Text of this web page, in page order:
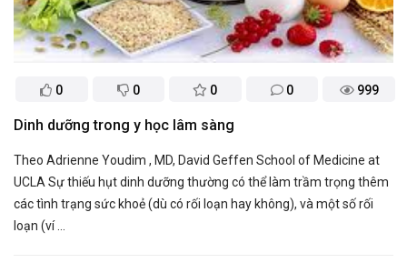
0 0 0 0 999
Dinh dưỡng trong y học lâm sàng
Theo Adrienne Youdim , MD, David Geffen School of Medicine at
UCLA Sự thiếu hụt dinh dưỡng thường có thể làm trầm trọng thêm
các tình trạng sức khoẻ (dù có rối loạn hay không), và một số rối
loạn (ví ...